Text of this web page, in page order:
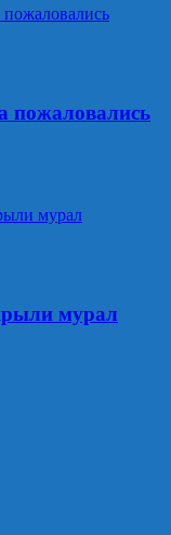
пожаловались
мурал